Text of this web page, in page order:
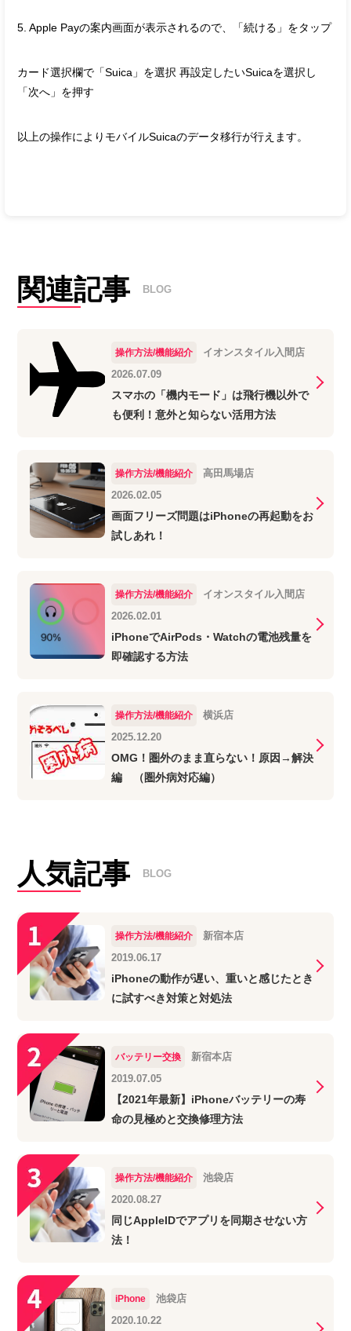
5. Apple Payの案内画面が表示されるので、「続ける」をタップ
カード選択欄で「Suica」を選択 再設定したいSuicaを選択し
「次へ」を押す
以上の操作によりモバイルSuicaのデータ移行が行えます。
関連記事 BLOG
操作方法/機能紹介
イオンスタイル入間店
2026.07.09
スマホの「機内モード」は飛行機以外で
も便利！意外と知らない活用方法
操作方法/機能紹介
高田馬場店
2026.02.05
画面フリーズ問題はiPhoneの再起動をお
試しあれ！
操作方法/機能紹介
イオンスタイル入間店
2026.02.01
iPhoneでAirPods・Watchの電池残量を
即確認する方法
操作方法/機能紹介
横浜店
2025.12.20
OMG！圏外のまま直らない！原因→解決
編 （圏外病対応編）
人気記事 BLOG
操作方法/機能紹介
新宿本店
2019.06.17
iPhoneの動作が遅い、重いと感じたとき
に試すべき対策と対処法
バッテリー交換
新宿本店
2019.07.05
【2021年最新】iPhoneバッテリーの寿
命の見極めと交換修理方法
操作方法/機能紹介
池袋店
2020.08.27
同じAppleIDでアプリを同期させない方
法！
iPhone
池袋店
2020.10.22